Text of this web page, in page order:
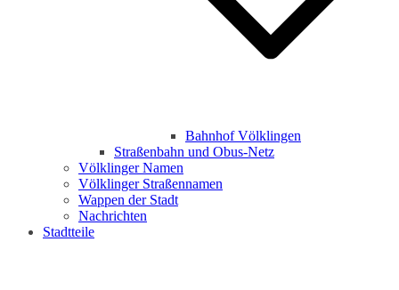
Bahnhof Völklingen
Straßenbahn und Obus-Netz
Völklinger Namen
Völklinger Straßennamen
Wappen der Stadt
Nachrichten
Stadtteile